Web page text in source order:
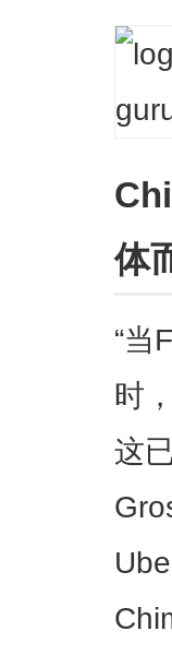
体
“当
时
这